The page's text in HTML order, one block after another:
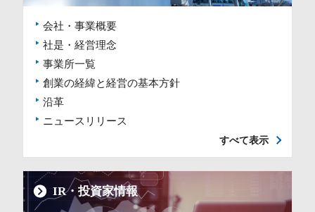
会社・事業概要
社是・経営理念
事業所一覧
創業の経緯と経営の基本方針
沿革
ニュースリリース
すべて表示
IR・投資家情報